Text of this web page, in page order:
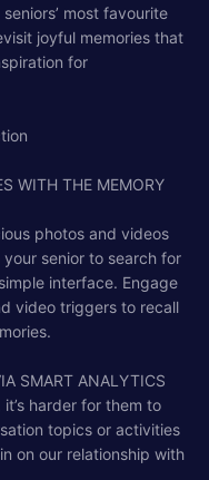
most favourite
joyful memories that
for
WITH THE MEMORY
photos and videos
senior to search for
interface. Engage
video triggers to recall
SMART ANALYTICS
harder for them to
topics or activities
on our relationship with